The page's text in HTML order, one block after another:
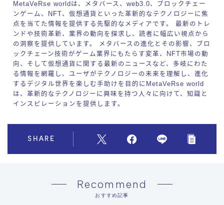
MetaVeRse worldは、メタバース、web3.0、ブロックチェー
ンゲーム、NFT、仮想通貨といった革新的なテクノロジーに焦
点を当てた情報を提供する先駆的なメディアです。 最新のトレ
ンドや技術革新、業界の動向を探求し、読者に幅広い視点から
の洞察を提供しています。 メタバースの進化とその影響、ブロ
ックチェーン技術がゲーム業界にもたらす変革、NFT市場の動
向、そして仮想通貨に関する最新のニュースなど、多岐にわた
る情報を網羅し、ユーザがテクノロジーの未来を理解し、進化
するデジタル世界を楽しむ手助けを目的にMetaVeRse world
は、革新的なテクノロジーに興味を持つ人々に向けて、知識と
インスピレーションを提供します。
SHARE
Recommend
おすすめ記事